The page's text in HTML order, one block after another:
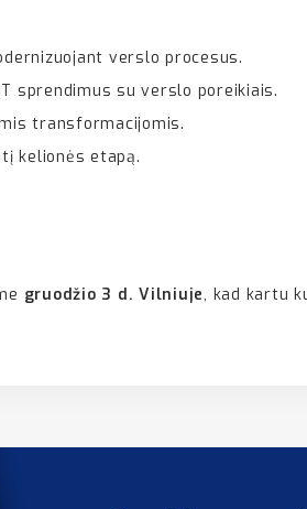
verslo procesus.
sprendimus su verslo poreikiais.
transformacijomis.
kelionės etapą.
gruodžio 3 d. Vilniuje, kad kartu